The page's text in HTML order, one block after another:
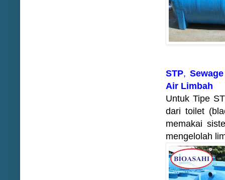
STP,
Air Limbah
Untuk Tipe
dari toilet
memakai
mengelolah